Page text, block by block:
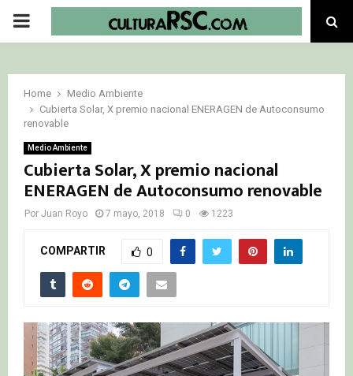
PRIMARY
Home
Medio Ambiente
Cubierta Solar, X premio nacional ENERAGEN de Autoconsumo
renovable
Medio Ambiente
Cubierta Solar, X premio nacional
ENERAGEN de Autoconsumo renovable
Por Juan Royo 7 mayo, 2018 0 1223
COMPARTIR 0